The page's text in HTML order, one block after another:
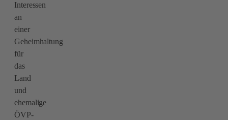
Interessen
an
einer
Geheimhaltung
für
das
Land
und
ehemalige
ÖVP-